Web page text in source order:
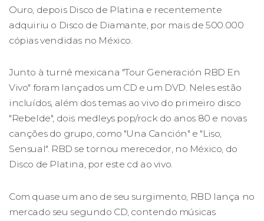
Ouro, depois Disco de Platina e recentemente
adquiriu o Disco de Diamante, por mais de 500.000
cópias vendidas no México.
Junto à turnê mexicana "Tour Generación RBD En
Vivo" foram lançados um CD e um DVD. Neles estão
incluídos, além dos temas ao vivo do primeiro disco
"Rebelde", dois medleys pop/rock do anos 80 e novas
canções do grupo, como "Una Canción" e "Liso,
Sensual". RBD se tornou merecedor, no México, do
Disco de Platina, por este cd ao vivo.
Com quase um ano de seu surgimento, RBD lança no
mercado seu segundo CD, contendo músicas